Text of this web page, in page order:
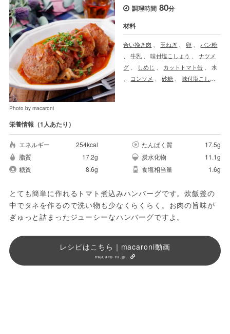
Photo by macaroni
調理時間 80分
材料
合い挽き肉 玉ねぎ 卵
パン粉
、牛乳 、味付塩こしょう 、ナツメ
グ
しめじ カットトマト缶 、水
コンソメ 、砂糖 、味付塩こしょ
栄養情報（1人あたり）
エネルギー 254kcal たんぱく質
17.5g
脂質
17.2g 炭水化物
11.1g
糖質
8.6g 食塩相当量 1.6g
とても簡単に作れるトマト煮込みハンバーグです。炊飯釜の
中でタネを作るので洗い物も少なくらくらく。お肉の旨味が
ぎゅっと詰まったジューシーなハンバーグですよ。
レシピはこちら｜macaroni動画
macaro-ni.jp